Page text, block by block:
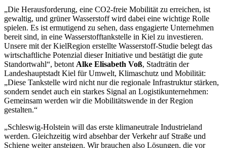
„Die Herausforderung, eine CO2-freie Mobilität zu erreichen, ist
gewaltig, und grüner Wasserstoff wird dabei eine wichtige Rolle
spielen. Es ist ermutigend zu sehen, dass engagierte Unternehmen
bereit sind, in eine Wasserstofftankstelle in Kiel zu investieren.
Unsere mit der KielRegion erstellte Wasserstoff-Studie belegt das
wirtschaftliche Potenzial dieser Initiative und bestätigt die gute
Standortwahl“, betont Alke Elisabeth Voß, Stadträtin der
Landeshauptstadt Kiel für Umwelt, Klimaschutz und Mobilität:
„Diese Tankstelle wird nicht nur die regionale Infrastruktur stärken,
sondern sendet auch ein starkes Signal an Logistikunternehmen:
Gemeinsam werden wir die Mobilitätswende in der Region
gestalten.“
„Schleswig-Holstein will das erste klimaneutrale Industrieland
werden. Gleichzeitig wird absehbar der Verkehr auf Straße und
Schiene weiter ansteigen. Wir brauchen also Lösungen, die vor